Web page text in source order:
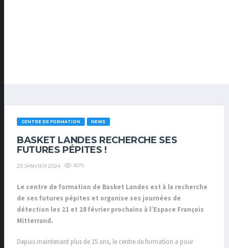
CENTRE DE FORMATION NEWS
BASKET LANDES RECHERCHE SES
FUTURES PÉPITES !
23 JANVIER 2024 1675
Le centre de formation de Basket Landes est à la recherche
de ses futures pépites et organise ses journées de
détection les 21 et 28 février prochains à l’Espace François
Mitterrand.
Depuis maintenant plus de 15 ans, le centre de formation a pour